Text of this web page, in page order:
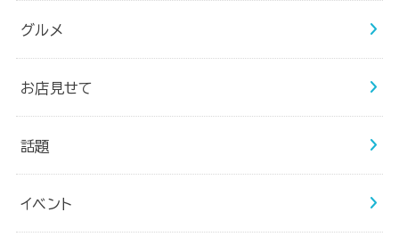
グルメ
お店見せて
話題
イベント